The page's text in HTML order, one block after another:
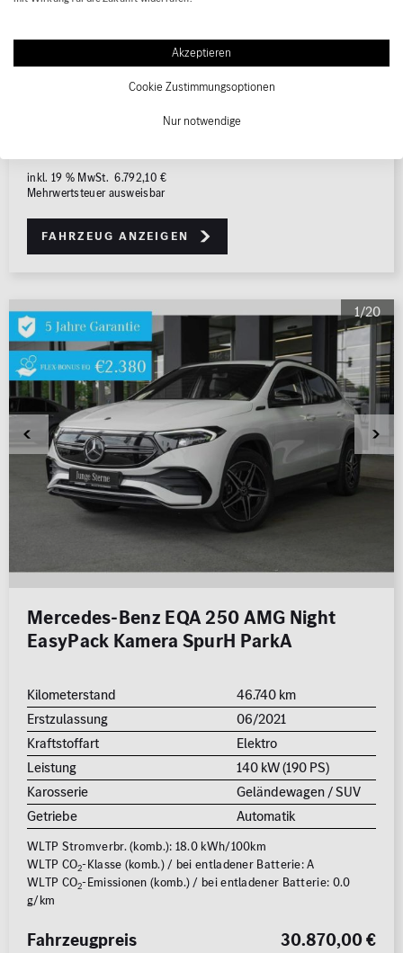
Getriebe
WLTP Stromverbr. (komb.): 17.2 kWh/100km
-Klasse (komb.) / bei entladener Batterie: A
inkl. 19 % MwSt. 6.792,10 €
Mehrwertsteuer ausweisbar
Fahrzeug anzeigen
1/20
Mercedes-Benz EQA 250 AMG Night
EasyPack Kamera SpurH ParkA
Kilometerstand
46.740 km
Erstzulassung
06/2021
Kraftstoffart
Elektro
Leistung
140 kW (190 PS)
Karosserie
Geländewagen / SUV
Getriebe
Automatik
WLTP Stromverbr. (komb.): 18.0 kWh/100km
WLTP CO2-Klasse (komb.) / bei entladener Batterie: A
WLTP CO2-Emissionen (komb.) / bei entladener Batterie: 0.0
g/km
30.870,00 €
Fahrzeugpreis
Akzeptieren
Cookie Zustimmungsoptionen
Nur notwendige